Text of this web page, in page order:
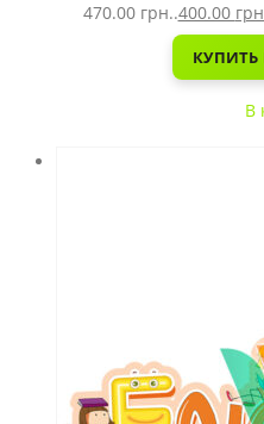
470.00 грн..400.00
В